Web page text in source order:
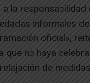
la
informales
oficial»,
no haya
de